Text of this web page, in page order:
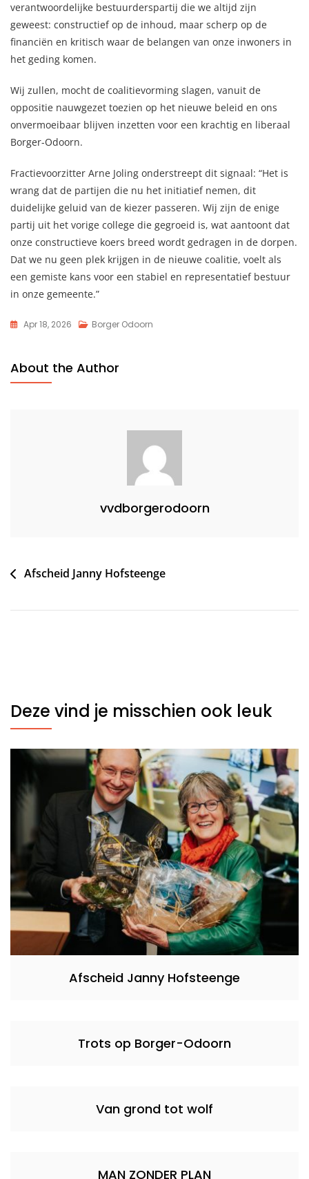
verantwoordelijke bestuurderspartij die we altijd zijn
geweest: constructief op de inhoud, maar scherp op de
financiën en kritisch waar de belangen van onze inwoners in
het geding komen.
Wij zullen, mocht de coalitievorming slagen, vanuit de
oppositie nauwgezet toezien op het nieuwe beleid en ons
onvermoeibaar blijven inzetten voor een krachtig en liberaal
Borger-Odoorn.
Fractievoorzitter Arne Joling onderstreept dit signaal: “Het is
wrang dat de partijen die nu het initiatief nemen, dit
duidelijke geluid van de kiezer passeren. Wij zijn de enige
partij uit het vorige college die gegroeid is, wat aantoont dat
onze constructieve koers breed wordt gedragen in de dorpen.
Dat we nu geen plek krijgen in de nieuwe coalitie, voelt als
een gemiste kans voor een stabiel en representatief bestuur
in onze gemeente.”
Apr 18, 2026 Borger Odoorn
About the Author
vvdborgerodoorn
Bericht
Afscheid Janny Hofsteenge
Deze vind je misschien ook leuk
Afscheid Janny Hofsteenge
Trots op Borger-Odoorn
Van grond tot wolf
MAN ZONDER PLAN